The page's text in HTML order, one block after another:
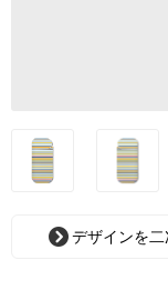
デザインを二